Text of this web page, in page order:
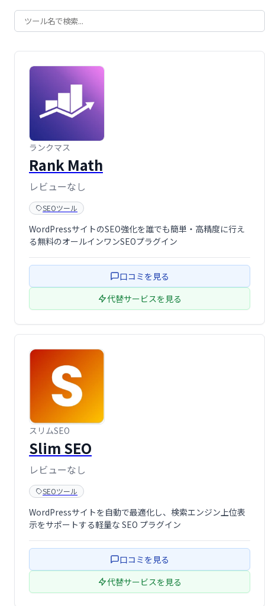
ランクマス
Rank Math
レビューなし
SEOツール
WordPressサイトのSEO強化を誰でも簡単・高精度に行え
る無料のオールインワンSEOプラグイン
口コミを見る
代替サービスを見る
スリムSEO
Slim SEO
レビューなし
SEOツール
WordPressサイトを自動で最適化し、検索エンジン上位表
示をサポートする軽量な SEO プラグイン
口コミを見る
代替サービスを見る